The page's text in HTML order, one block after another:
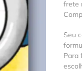
frete
Seu
Para